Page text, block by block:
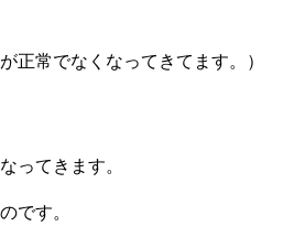
正常でなくなってきてます。）
ってきます。
です。